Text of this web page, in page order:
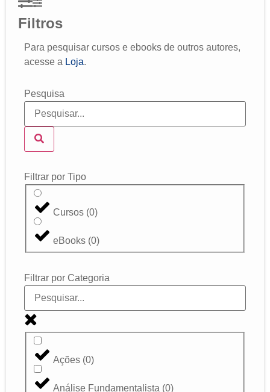
Filtros
Para pesquisar cursos e ebooks de outros autores,
acesse a Loja.
Pesquisa
Filtrar por Tipo
Cursos (0)
eBooks (0)
Filtrar por Categoria
Ações (0)
Análise Fundamentalista (0)